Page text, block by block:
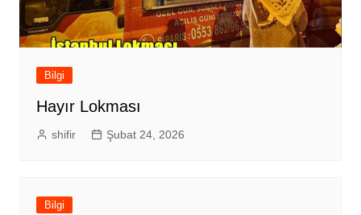
Bilgi
Hayır Lokması
shifir Şubat 24, 2026
Bilgi